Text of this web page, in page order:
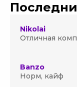
Nikolai
Отличная
Banzo
Норм, кайф